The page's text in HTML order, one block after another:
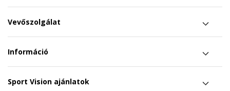
Vevőszolgálat
Információ
Sport Vision ajánlatok